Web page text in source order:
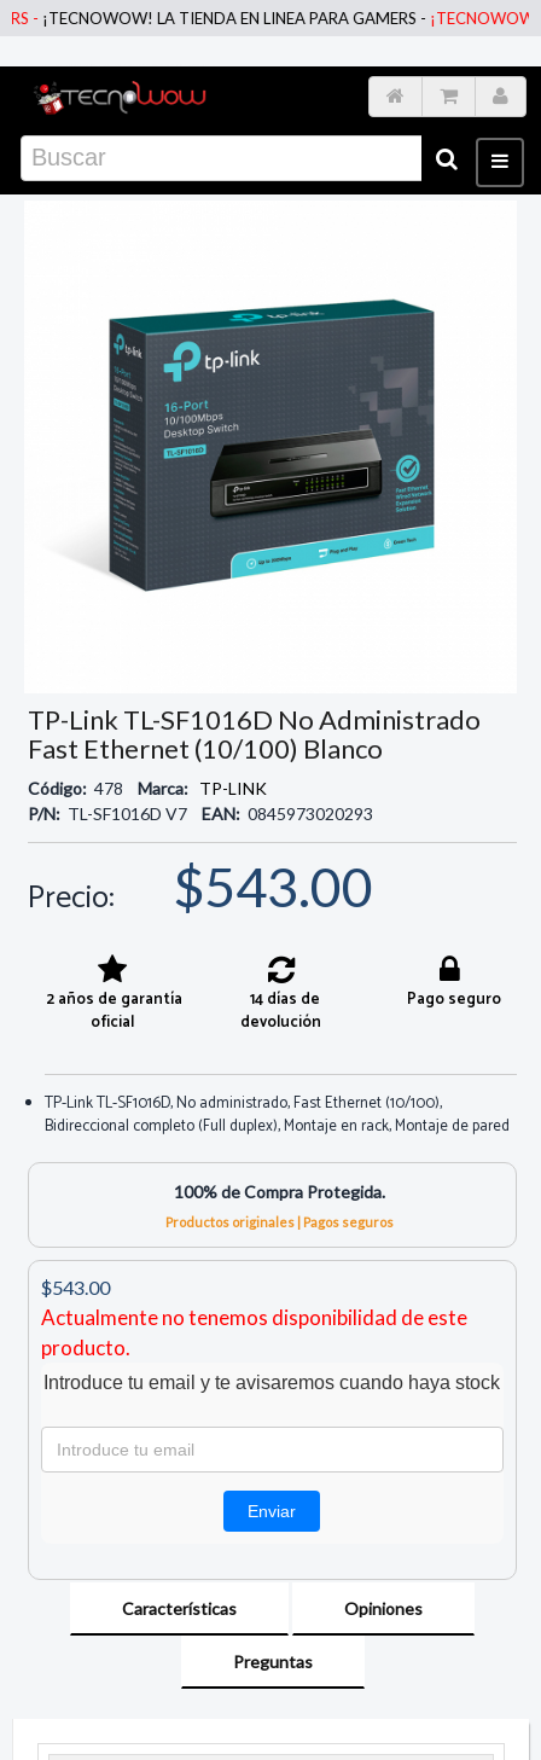
LA TIENDA EN LINEA PARA GAMERS -¡TECNOWOW! LA
TP-Link TL-SF1016D No Administrado
Fast Ethernet (10/100) Blanco
Código: 478 Marca: TP-LINK
P/N: TL-SF1016D V7 EAN: 0845973020293
Precio: $543.00
2 años de garantía
oficial
14 días de
devolución
Pago seguro
TP-Link TL-SF1016D, No administrado, Fast Ethernet (10/100),
Bidireccional completo (Full duplex), Montaje en rack, Montaje de pared
100% de Compra Protegida.
Productos originales | Pagos seguros
$543.00
Actualmente no tenemos disponibilidad de este
producto.
Introduce tu email y te avisaremos cuando haya stock
Características Opiniones
Preguntas